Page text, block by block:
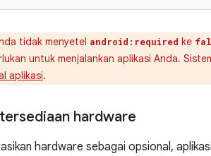
tidak menyetel android:required ke
untuk menjalankan aplikasi Anda.
aplikasi.
hardware
hardware sebagai opsional,